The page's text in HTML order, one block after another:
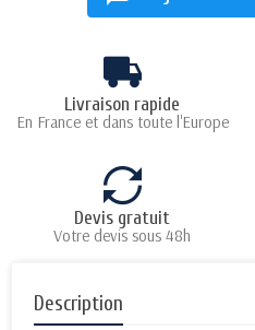
Livraison rapide
En France et dans toute l'Europe
Devis gratuit
Votre devis sous 48h
Description